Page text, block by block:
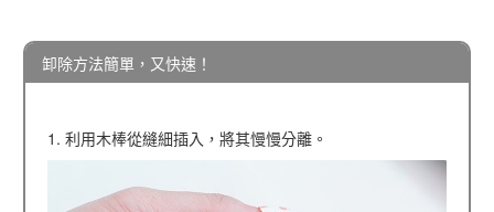
卸除方法簡單，又快速！
1. 利用木棒從縫細插入，將其慢慢分離。